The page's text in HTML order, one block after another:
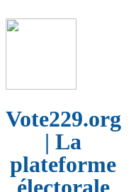
Vote229.org
| La
plateforme